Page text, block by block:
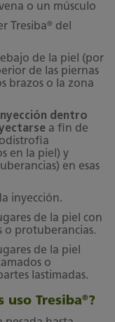
o un músculo
Tresiba®
del
de la piel (por
de las piernas
brazos o la zona
dentro
a fin de
en la piel) y
en esas
inyección.
de la piel con
o protuberancias.
de la piel
o
lastimadas.
uso Tresiba®?